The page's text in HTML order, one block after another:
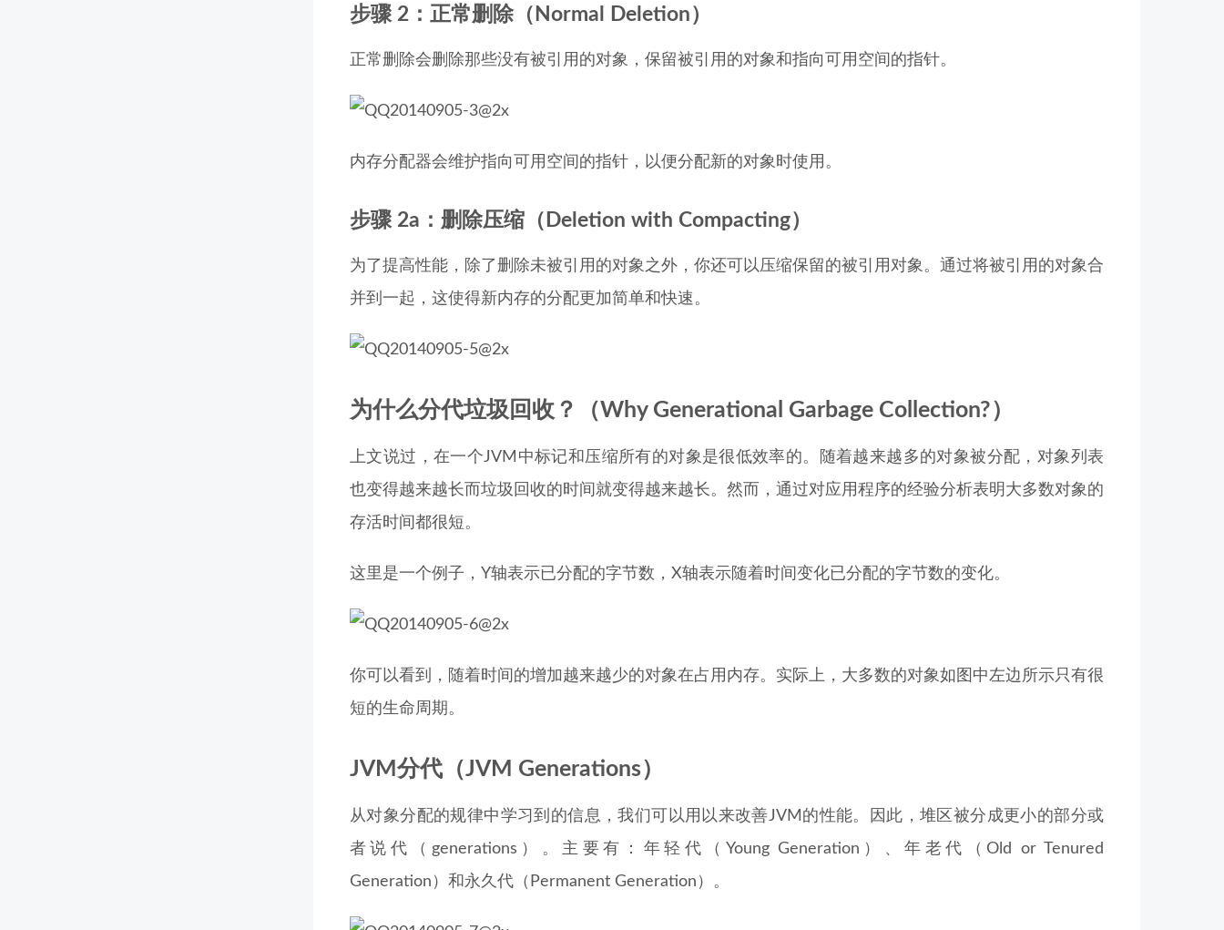
步骤 2：正常删除（Normal Deletion）
正常删除会删除那些没有被引用的对象，保留被引用的对象和指向可用空间的指针。
内存分配器会维护指向可用空间的指针，以便分配新的对象时使用。
步骤 2a：删除压缩（Deletion with Compacting）
为了提高性能，除了删除未被引用的对象之外，你还可以压缩保留的被引用对象。通过将被引用的对象合
并到一起，这使得新内存的分配更加简单和快速。
为什么分代垃圾回收？（Why Generational Garbage Collection?）
上文说过，在一个JVM中标记和压缩所有的对象是很低效率的。随着越来越多的对象被分配，对象列表
也变得越来越长而垃圾回收的时间就变得越来越长。然而，通过对应用程序的经验分析表明大多数对象的
存活时间都很短。
这里是一个例子，Y轴表示已分配的字节数，X轴表示随着时间变化已分配的字节数的变化。
你可以看到，随着时间的增加越来越少的对象在占用内存。实际上，大多数的对象如图中左边所示只有很
短的生命周期。
JVM分代（JVM Generations）
从对象分配的规律中学习到的信息，我们可以用以来改善JVM的性能。因此，堆区被分成更小的部分或
者说代（generations）。主要有：年轻代（Young Generation）、年老代（Old or Tenured
Generation）和永久代（Permanent Generation）。